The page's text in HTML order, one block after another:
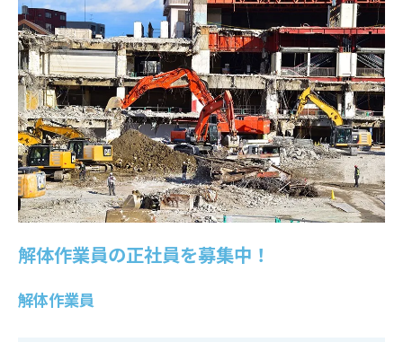
解体作業員の正社員を募集中！
解体作業員